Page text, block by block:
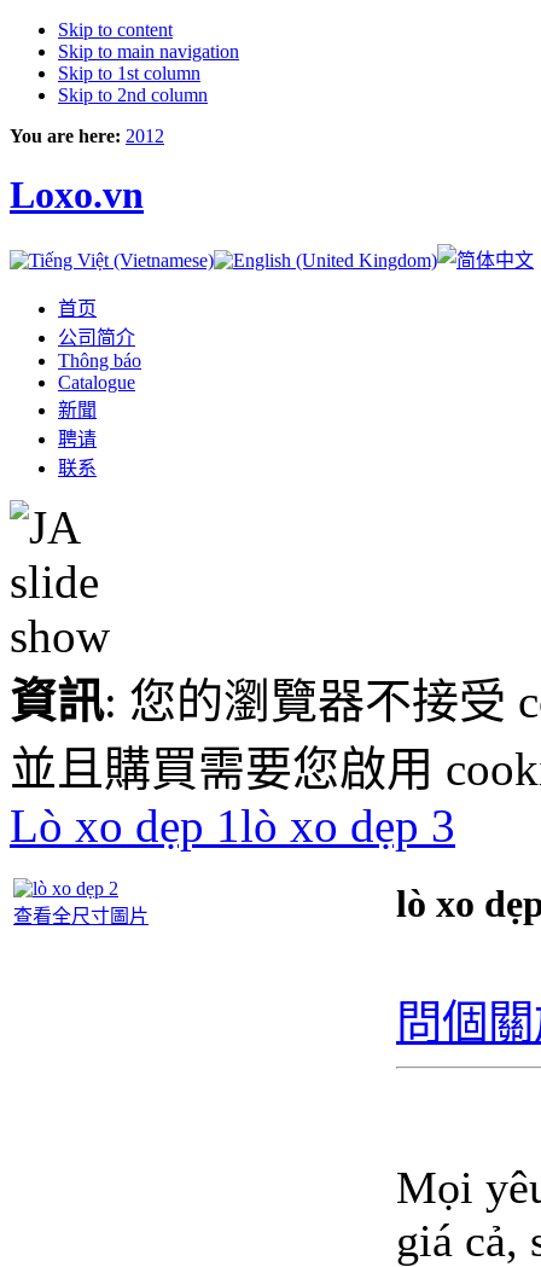
Skip to content
Skip to main navigation
Skip to 1st column
Skip to 2nd column
You are here: 2012
Loxo.vn
首页
公司简介
Thông báo
Catalogue
新聞
聘请
联系
資訊: 您的瀏覽器不接受
並且購買需要您啟用
Lò xo dẹp 1lò xo dẹp 3
查看全尺寸圖片 lò xo
問個
Mọi
giá cả,